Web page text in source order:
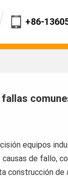
+86-
equipos
de fallo,
construcción